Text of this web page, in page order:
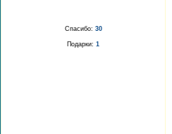
Спасибо: 30
Подарки: 1